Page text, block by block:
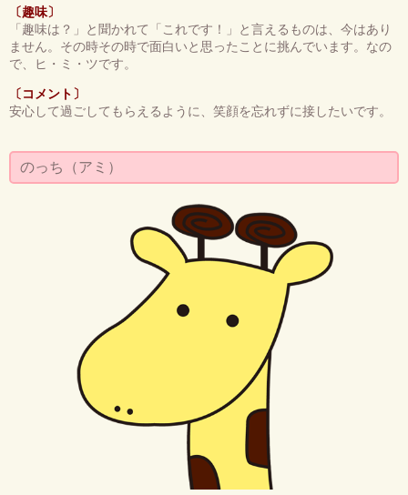
〔趣味〕
「趣味は？」と聞かれて「これです！」と言えるものは、今はあり
ません。その時その時で面白いと思ったことに挑んでいます。なの
で、ヒ・ミ・ツです。
〔コメント〕
安心して過ごしてもらえるように、笑顔を忘れずに接したいです。
のっち（アミ）